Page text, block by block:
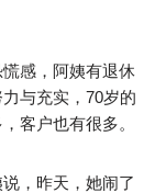
感，阿姨有退休
与充实，70岁的
客户也有很多。
，昨天，她闹了